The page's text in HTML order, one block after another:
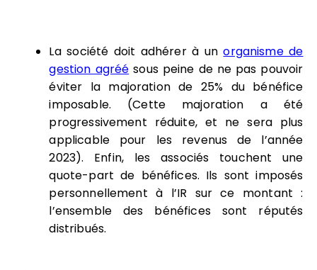
La société doit adhérer à unorganisme de
gestion agréé sous peine de ne pas pouvoir
éviter la majoration de 25% du bénéfice
imposable. (Cette majoration a été
progressivement réduite, et ne sera plus
applicable pour les revenus de l’année
2023). Enfin, les associés touchent une
quote-part de bénéfices. Ils sont imposés
personnellement à l’IR sur ce montant :
l’ensemble des bénéfices sont réputés
distribués.